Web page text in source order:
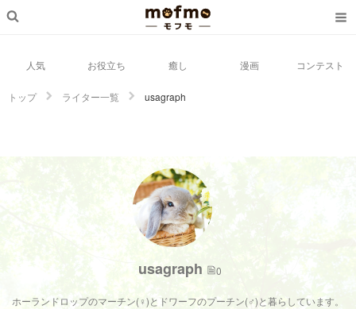
人気 お役立ち 癒し 漫画 コンテスト
トップ ライター一覧 usagraph
usagraph 0
ホーランドロップのマーチン(♀)とドワーフのプーチン(♂)と暮らしています。